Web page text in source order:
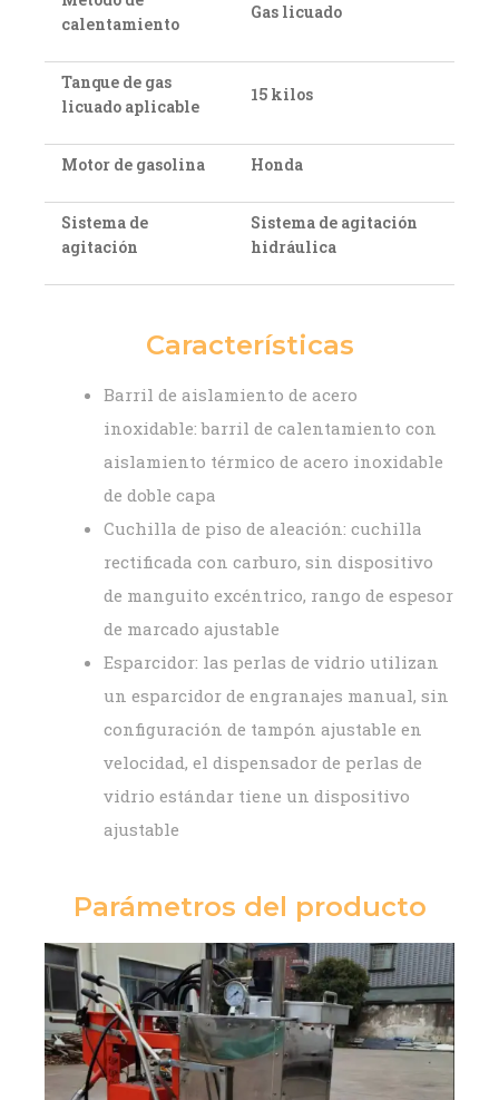
calentamiento
Gas licuado
Tanque de gas
licuado aplicable
15 kilos
Motor de gasolina Honda
Sistema de
agitación
Sistema de agitación
hidráulica
Características
Barril de aislamiento de acero
inoxidable: barril de calentamiento con
aislamiento térmico de acero inoxidable
de doble capa
Cuchilla de piso de aleación: cuchilla
rectificada con carburo, sin dispositivo
de manguito excéntrico, rango de espesor
de marcado ajustable
Esparcidor: las perlas de vidrio utilizan
un esparcidor de engranajes manual, sin
configuración de tampón ajustable en
velocidad, el dispensador de perlas de
vidrio estándar tiene un dispositivo
ajustable
Parámetros del producto